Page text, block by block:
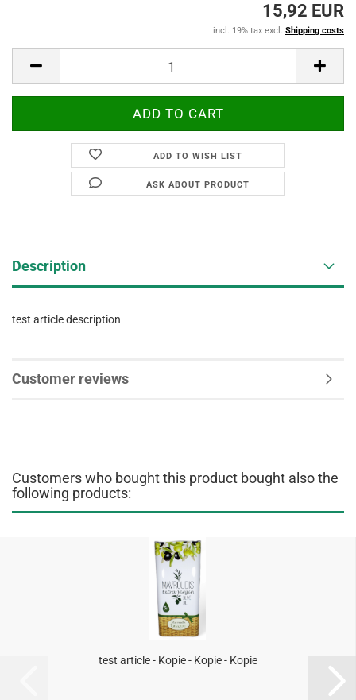
15,92 EUR
incl. 19% tax excl. Shipping costs
ADD TO WISH LIST
ASK ABOUT PRODUCT
Description
test article description
Customer reviews
Customers who bought this product bought also the
following products:
test article - Kopie - Kopie - Kopie